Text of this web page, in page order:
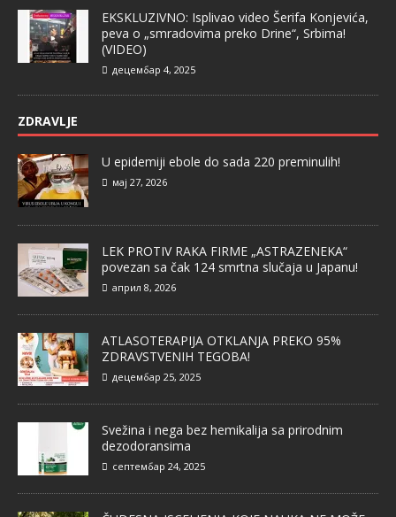
EKSKLUZIVNO: Isplivao video Šerifa Konjevića,
peva o „smradovima preko Drine“, Srbima!
(VIDEO)
децембар 4, 2025
ZDRAVLJE
U epidemiji ebole do sada 220 preminulih!
мај 27, 2026
LEK PROTIV RAKA FIRME „ASTRAZENEKA“
povezan sa čak 124 smrtna slučaja u Japanu!
април 8, 2026
ATLASOTERAPIJA OTKLANJA PREKO 95%
ZDRAVSTVENIH TEGOBA!
децембар 25, 2025
Svežina i nega bez hemikalija sa prirodnim
dezodoransima
септембар 24, 2025